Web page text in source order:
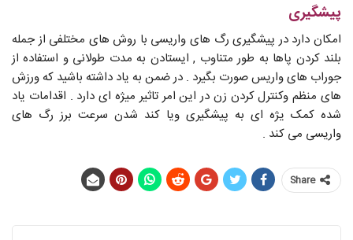
پیشگیری
امکان دارد در پیشگیری رگ های واریسی با روش های مختلفی از جمله
بلند کردن پاها به طور متناوب , ایستادن به مدت طولانی و استفاده از
جوراب های واریس صورت بگیرد . در ضمن به یاد داشته باشید که ورزش
های منظم وکنترل کردن زن در این امر تاثیر میژه ای دارد . اقدامات یاد
شده کمک یژه ای به پیشگیری ویا کند شدن سرعت برز رگ های
واریسی می کند .
Share